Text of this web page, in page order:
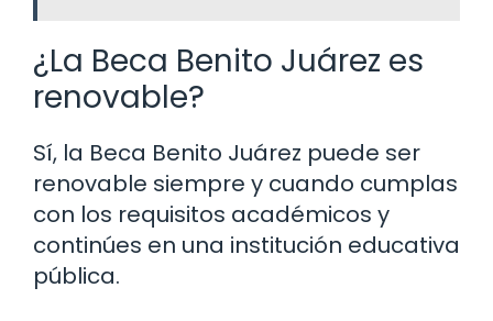
¿La Beca Benito Juárez es
renovable?
Sí, la Beca Benito Juárez puede ser
renovable siempre y cuando cumplas
con los requisitos académicos y
continúes en una institución educativa
pública.